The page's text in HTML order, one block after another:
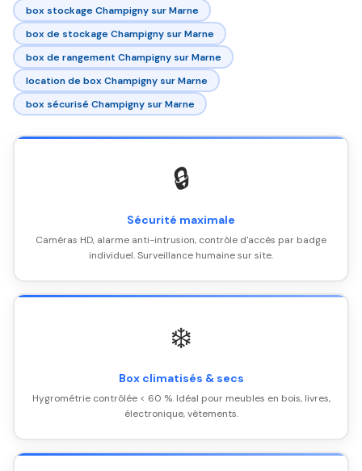
box stockage Champigny sur Marne
box de stockage Champigny sur Marne
box de rangement Champigny sur Marne
location de box Champigny sur Marne
box sécurisé Champigny sur Marne
🔒
Sécurité maximale
Caméras HD, alarme anti-intrusion, contrôle d'accès par badge
individuel. Surveillance humaine sur site.
❄️
Box climatisés & secs
Hygrométrie contrôlée < 60 %. Idéal pour meubles en bois, livres,
électronique, vêtements.